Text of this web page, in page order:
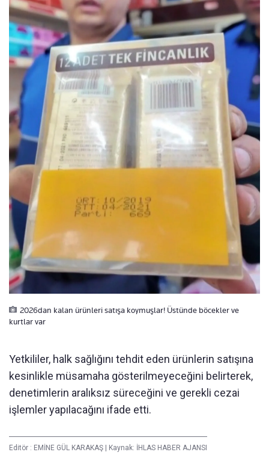
2026dan kalan ürünleri satışa koymuşlar! Üstünde böcekler ve
kurtlar var
Yetkililer, halk sağlığını tehdit eden ürünlerin satışına
kesinlikle müsamaha gösterilmeyeceğini belirterek,
denetimlerin aralıksız süreceğini ve gerekli cezai
işlemler yapılacağını ifade etti.
Editör : EMİNE GÜL KARAKAŞ Kaynak: İHLAS HABER AJANSI